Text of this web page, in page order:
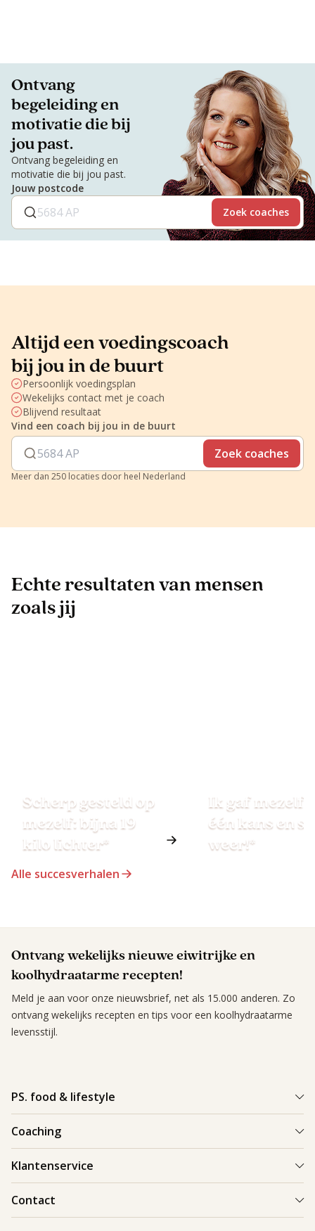
Ontvang
begeleiding en
motivatie die bij
jou past.
Ontvang begeleiding en
motivatie die bij jou past.
Jouw postcode
Zoek coaches
Altijd een voedingscoach
bij jou in de buurt
Persoonlijk voedingsplan
Wekelijks contact met je coach
Blijvend resultaat
Vind een coach bij jou in de buurt
Zoek coaches
Meer dan 250 locaties door heel Nederland
Echte resultaten van mensen
zoals jij
Scherp gesteld op
mezelf: bijna 19
kilo lichter*
Ik gaf mezelf
één kans en
weer!*
Alle succesverhalen
Ontvang wekelijks nieuwe eiwitrijke en
koolhydraatarme recepten!
Meld je aan voor onze nieuwsbrief, net als 15.000 anderen. Zo
ontvang wekelijks recepten en tips voor een koolhydraatarme
levensstijl.
PS. food & lifestyle
Re-boost pakket
Coaching
Blog & Tips
Klantenservice
Contact